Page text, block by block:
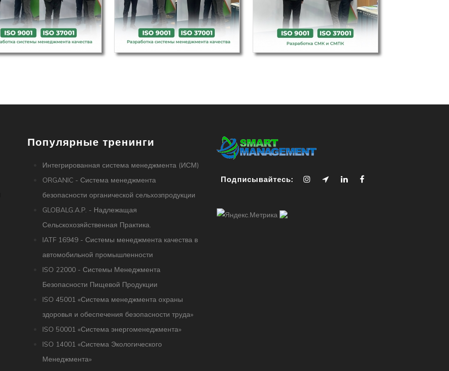
Популярные тренинги
Интегрированная система менеджмента (ИСМ)
ORGANIC - Система менеджмента
безопасности органической сельхозпродукции
GLOBALG.A.P. - Надлежащая
Сельскохозяйственная Практика.
IATF 16949 - Системы менеджмента качества в
автомобильной промышленности
ISO 22000 - Системы Менеджмента
Безопасности Пищевой Продукции
ISO 45001 «Система менеджмента охраны
здоровья и обеспечения безопасности труда»
ISO 50001 «Система энергоменеджмента»
ISO 14001 «Система Экологического
Менеджмента»
Подписывайтесь: